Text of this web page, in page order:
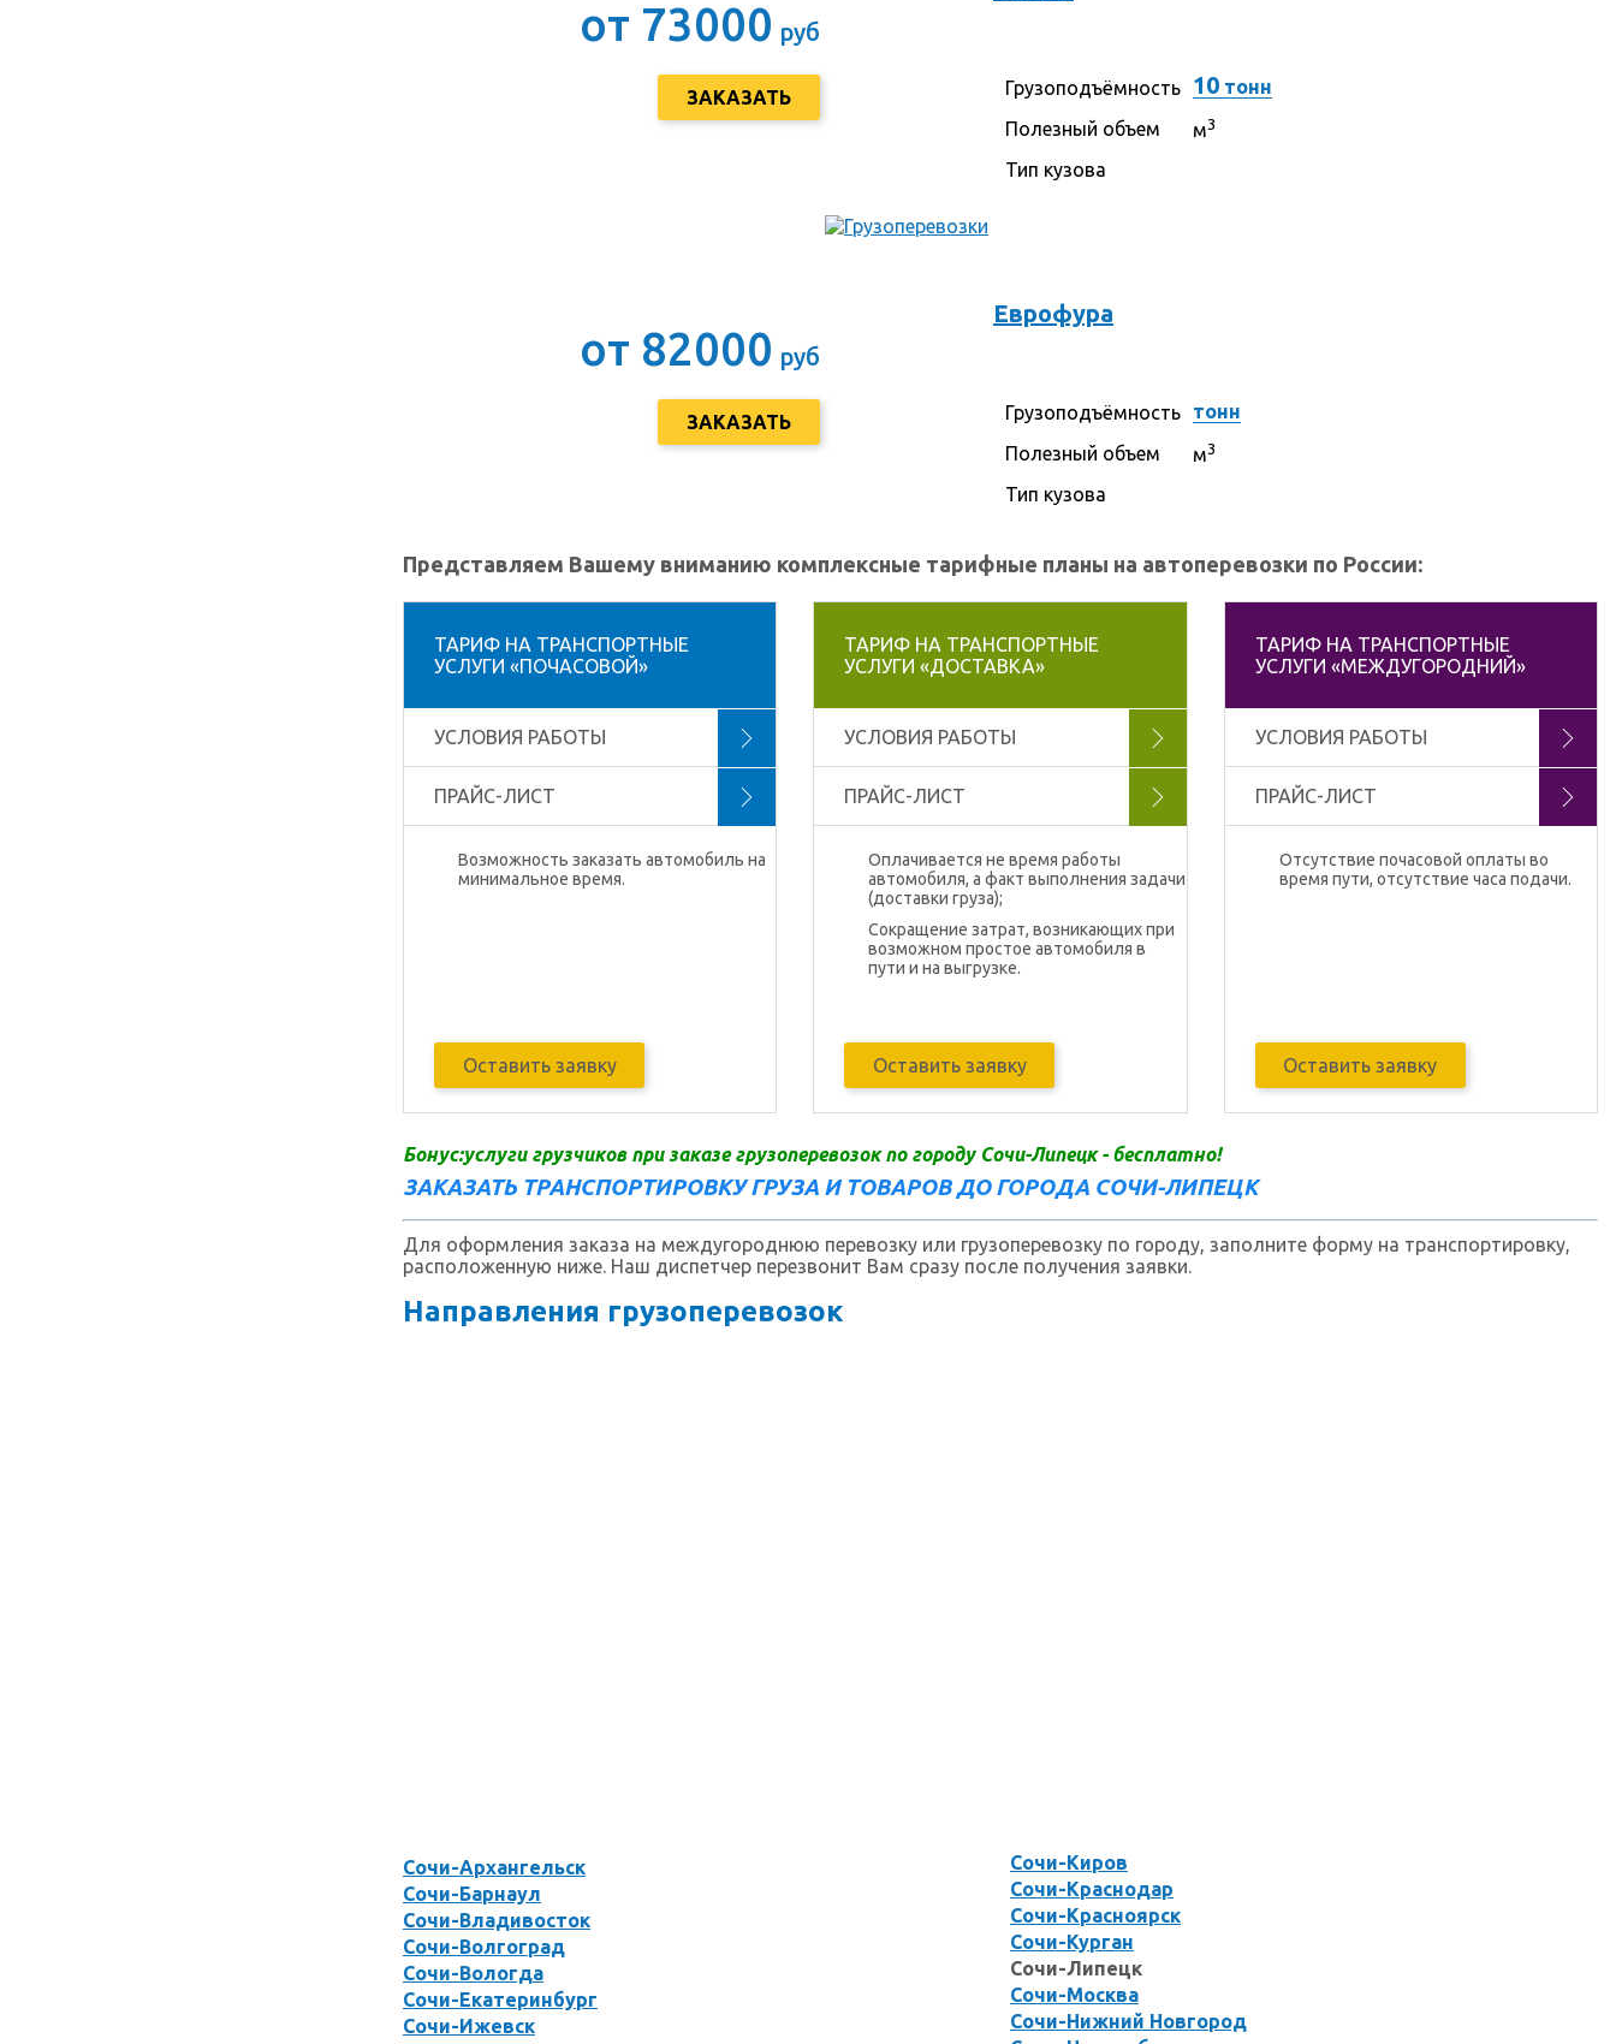
от 73000 руб
ЗАКАЗАТЬ
Грузоподъёмность
Полезный объем
Тип кузова
10 тонн
м3
от 82000 руб
ЗАКАЗАТЬ
Еврофура
Грузоподъёмность
Полезный объем
Тип кузова
тонн
м3
Представляем Вашему вниманию комплексные тарифные планы на автоперевозки по России:
ТАРИФ НА ТРАНСПОРТНЫЕ
УСЛУГИ «ПОЧАСОВОЙ»
УСЛОВИЯ РАБОТЫ
ПРАЙС-ЛИСТ
Возможность заказать автомобиль на
минимальное время.
Оставить заявку
ТАРИФ НА ТРАНСПОРТНЫЕ
УСЛУГИ «ДОСТАВКА»
УСЛОВИЯ РАБОТЫ
ПРАЙС-ЛИСТ
Оплачивается не время работы
автомобиля, а факт выполнения задачи
(доставки груза);
Сокращение затрат, возникающих при
возможном простое автомобиля в
пути и на выгрузке.
Оставить заявку
ТАРИФ НА ТРАНСПОРТНЫЕ
УСЛУГИ «МЕЖДУГОРОДНИЙ»
УСЛОВИЯ РАБОТЫ
ПРАЙС-ЛИСТ
Отсутствие почасовой оплаты во
время пути, отсутствие часа подачи.
Оставить заявку
Бонус:услуги грузчиков при заказе грузоперевозок по городу Сочи-Липецк - бесплатно!
ЗАКАЗАТЬ ТРАНСПОРТИРОВКУ ГРУЗА И ТОВАРОВ ДО ГОРОДА СОЧИ-ЛИПЕЦК
Для оформления заказа на междугороднюю перевозку или грузоперевозку по городу, заполните форму на транспортировку,
расположенную ниже. Наш диспетчер перезвонит Вам сразу после получения заявки.
Направления грузоперевозок
Сочи-Архангельск
Сочи-Барнаул
Сочи-Владивосток
Сочи-Волгоград
Сочи-Вологда
Сочи-Екатеринбург
Сочи-Ижевск
Сочи-Киров
Сочи-Краснодар
Сочи-Красноярск
Сочи-Курган
Сочи-Липецк
Сочи-Москва
Сочи-Нижний Новгород